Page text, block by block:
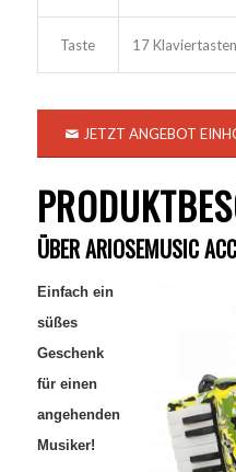
Taste 17
JETZT ANGEBOT
ÜBER ARIOSEMUSIC
Einfach ein
süßes
Geschenk
für einen
angehenden
Musiker!